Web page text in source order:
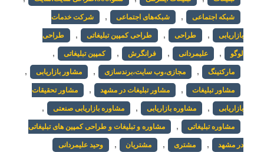
شبکه اجتماعی , شبکه‌های اجتماعی , شرکت خدمات
بازاریابی , طراحی , طراحی کمپین تبلیغاتی , طراحی
لوگو , علیمردانی , فرانگرش , کمپین تبلیغاتی ,
مارکتینگ , مجازی،وب سایت،برندسازی , مشاور بازاریابی ,
مشاور تبلیغات , مشاور تبلیغات در مشهد , مشاور تحقیقات
بازاریابی , مشاوره بازاریابی , مشاوره بازاریابی صنعتی ,
مشاوره تبلیغاتی , مشاوره و تبلیغات و طراحی کمپین های تبلیغاتی
در مشهد , مشتری , مشتریان , وحید علیمردانی